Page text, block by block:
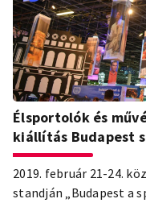
Élsportolók és
kiállítás Budapest
2019. február 21-24.
standján „Budapest a sport és a kultúra fellegvára”